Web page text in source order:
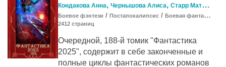
Кондакова Анна, Чернышова Алиса, Старр Матильда
Боевое фэнтези / Постапокалипсис / Боевая фантастика
2412 cтраниц
Очередной, 188-й томик "Фантастика
2025", содержит в себе законченные и
полные циклы фантастических романов